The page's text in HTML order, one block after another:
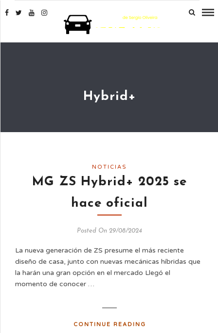
Hybrid+
NOTICIAS
MG ZS Hybrid+ 2025 se
hace oficial
Posted On 29/08/2024
La nueva generación de ZS presume el más reciente
diseño de casa, junto con nuevas mecánicas híbridas que
la harán una gran opción en el mercado Llegó el
momento de conocer …
CONTINUE READING